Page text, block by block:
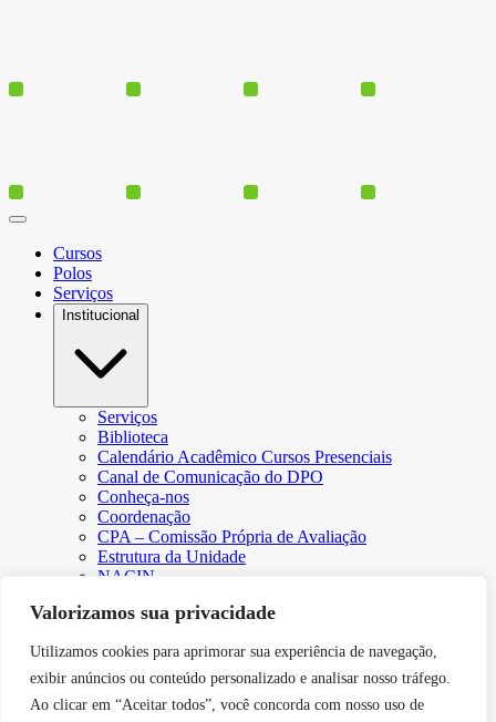
Valorizamos sua privacidade
Utilizamos cookies para aprimorar sua experiência de navegação,
exibir anúncios ou conteúdo personalizado e analisar nosso tráfego.
Ao clicar em “Aceitar todos”, você concorda com nosso uso de
Cursos
Polos
Serviços
Institucional
Serviços
Biblioteca
Calendário Acadêmico Cursos Presenciais
Canal de Comunicação do DPO
Conheça-nos
Coordenação
CPA – Comissão Própria de Avaliação
Estrutura da Unidade
NACIN
Núcleo de Apoio Psicopedagógico
Responsabilidade Social
Núcleo de Atendimento ao Egresso
Plano de Desenvolvimento Institucional (PDI))
Revista Científica Intelleto